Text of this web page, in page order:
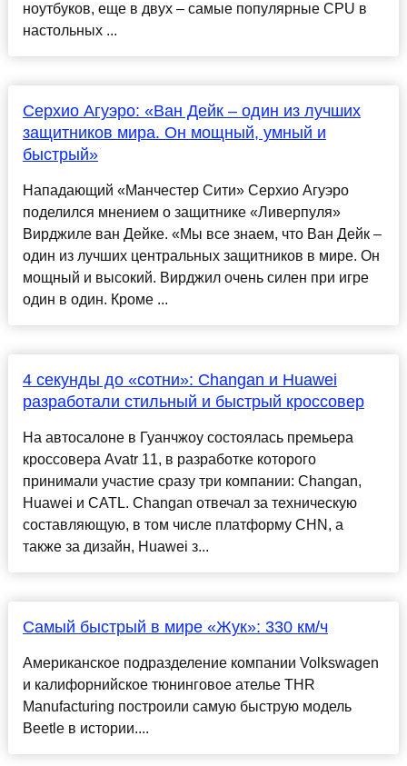
ноутбуков, еще в двух – самые популярные CPU в
настольных ...
Серхио Агуэро: «Ван Дейк – один из лучших
защитников мира. Он мощный, умный и
быстрый»
Нападающий «Манчестер Сити» Серхио Агуэро
поделился мнением о защитнике «Ливерпуля»
Вирджиле ван Дейке. «Мы все знаем, что Ван Дейк –
один из лучших центральных защитников в мире. Он
мощный и высокий. Вирджил очень силен при игре
один в один. Кроме ...
4 секунды до «сотни»: Changan и Huawei
разработали стильный и быстрый кроссовер
На автосалоне в Гуанчжоу состоялась премьера
кроссовера Avatr 11, в разработке которого
принимали участие сразу три компании: Changan,
Huawei и CATL. Changan отвечал за техническую
составляющую, в том числе платформу CHN, а
также за дизайн, Huawei з...
Самый быстрый в мире «Жук»: 330 км/ч
Американское подразделение компании Volkswagen
и калифорнийское тюнинговое ателье THR
Manufacturing построили самую быструю модель
Beetle в истории....